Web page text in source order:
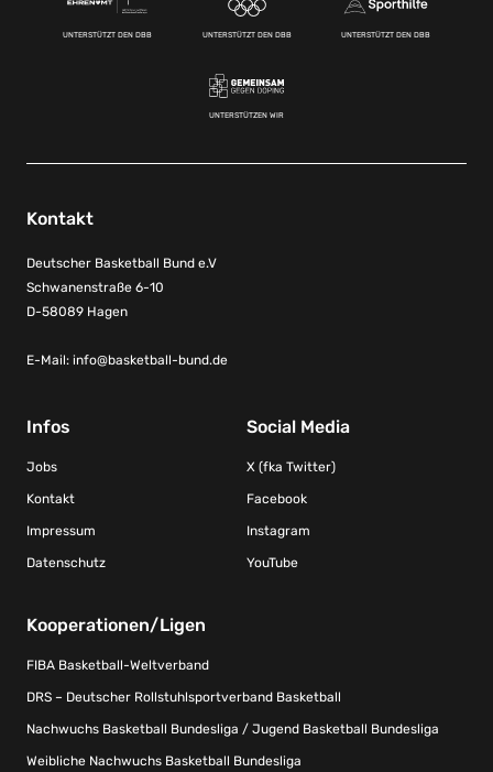
UNTERSTÜTZT DEN DBB UNTERSTÜTZT DEN DBB UNTERSTÜTZT DEN DBB
UNTERSTÜTZEN WIR
Kontakt
Deutscher Basketball Bund e.V
Schwanenstraße 6-10
D-58089 Hagen
E-Mail: info@basketball-bund.de
Infos
Jobs
Kontakt
Impressum
Datenschutz
Social Media
X (fka Twitter)
Facebook
Instagram
YouTube
Kooperationen/Ligen
FIBA Basketball-Weltverband
DRS – Deutscher Rollstuhlsportverband Basketball
Nachwuchs Basketball Bundesliga / Jugend Basketball Bundesliga
Weibliche Nachwuchs Basketball Bundesliga